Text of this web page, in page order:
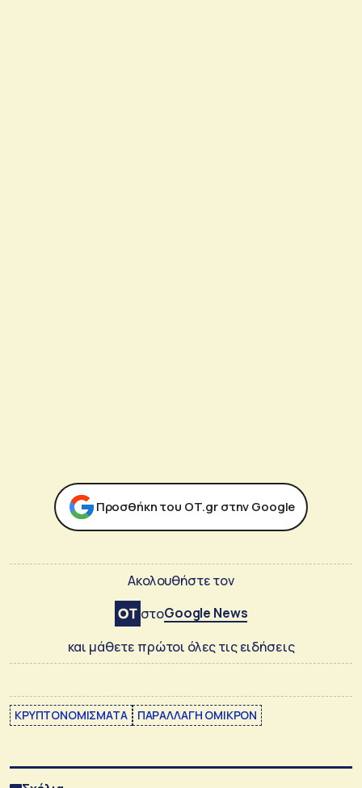
Προσθήκη του ΟΤ.gr στην Google
Ακολουθήστε τον
στοGoogle News
και μάθετε πρώτοι όλες τις ειδήσεις
ΚΡΥΠΤΟΝΟΜΙΣΜΑΤΑ ΠΑΡΑΛΛΑΓΗ ΟΜΙΚΡΟΝ